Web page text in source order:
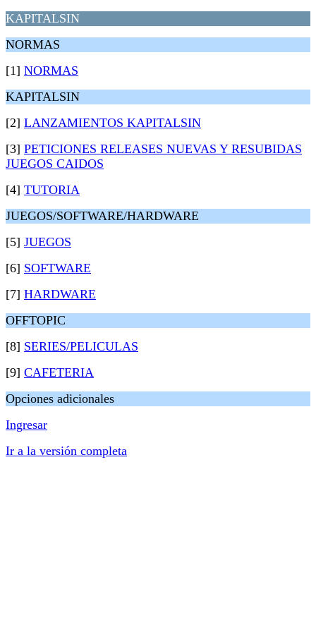
KAPITALSIN
NORMAS
[1] NORMAS
KAPITALSIN
[2] LANZAMIENTOS KAPITALSIN
[3] PETICIONES RELEASES NUEVAS Y RESUBIDAS
JUEGOS CAIDOS
[4] TUTORIA
JUEGOS/SOFTWARE/HARDWARE
[5] JUEGOS
[6] SOFTWARE
[7] HARDWARE
OFFTOPIC
[8] SERIES/PELICULAS
[9] CAFETERIA
Opciones adicionales
Ingresar
Ir a la versión completa